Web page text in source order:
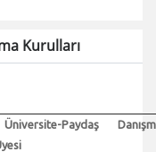
Kurulları
Paydaş